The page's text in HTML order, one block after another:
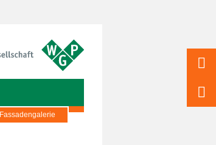
Fassadengalerie